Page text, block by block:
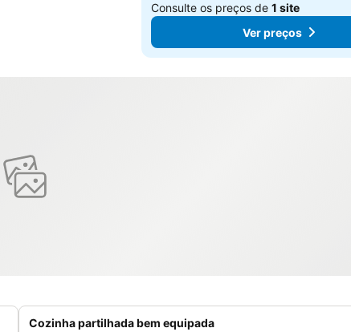
Consulte os preços de1 site
Ver preços
Cozinha partilhada bem equipada